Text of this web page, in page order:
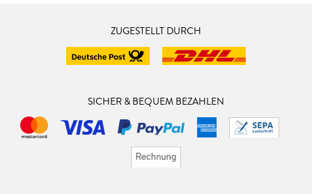
ZUGESTELLT DURCH
SICHER & BEQUEM BEZAHLEN